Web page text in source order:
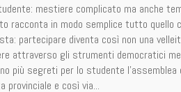
mestiere complicato ma anche
racconta in modo semplice tutto quello
partecipare diventa così non una
attraverso gli strumenti democratici
più segreti per lo studente
provinciale e così via...